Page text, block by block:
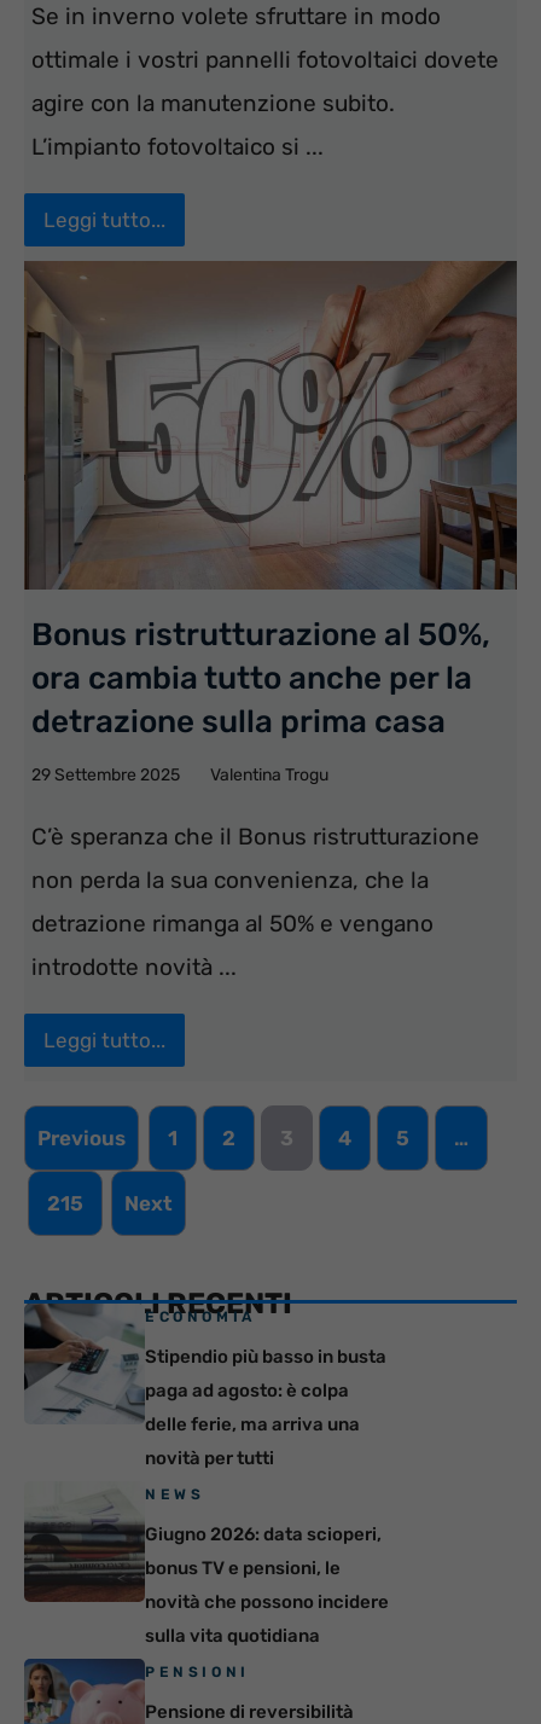
Se in inverno volete sfruttare in modo
ottimale i vostri pannelli fotovoltaici dovete
agire con la manutenzione subito.
L’impianto fotovoltaico si ...
Leggi tutto...
Bonus ristrutturazione al 50%,
ora cambia tutto anche per la
detrazione sulla prima casa
29 Settembre 2025 Valentina Trogu
C’è speranza che il Bonus ristrutturazione
non perda la sua convenienza, che la
detrazione rimanga al 50% e vengano
introdotte novità ...
Leggi tutto...
Previous 1 2 3 4 5 …
215 Next
ARTICOLI RECENTI
ECONOMIA
Stipendio più basso in busta
paga ad agosto: è colpa
delle ferie, ma arriva una
novità per tutti
NEWS
Giugno 2026: data scioperi,
bonus TV e pensioni, le
novità che possono incidere
sulla vita quotidiana
PENSIONI
Pensione di reversibilità